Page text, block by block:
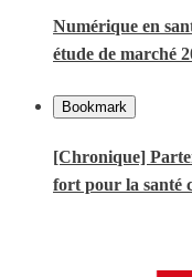
Numérique en
étude de marché
Bookmark
[Chronique]
fort pour la santé